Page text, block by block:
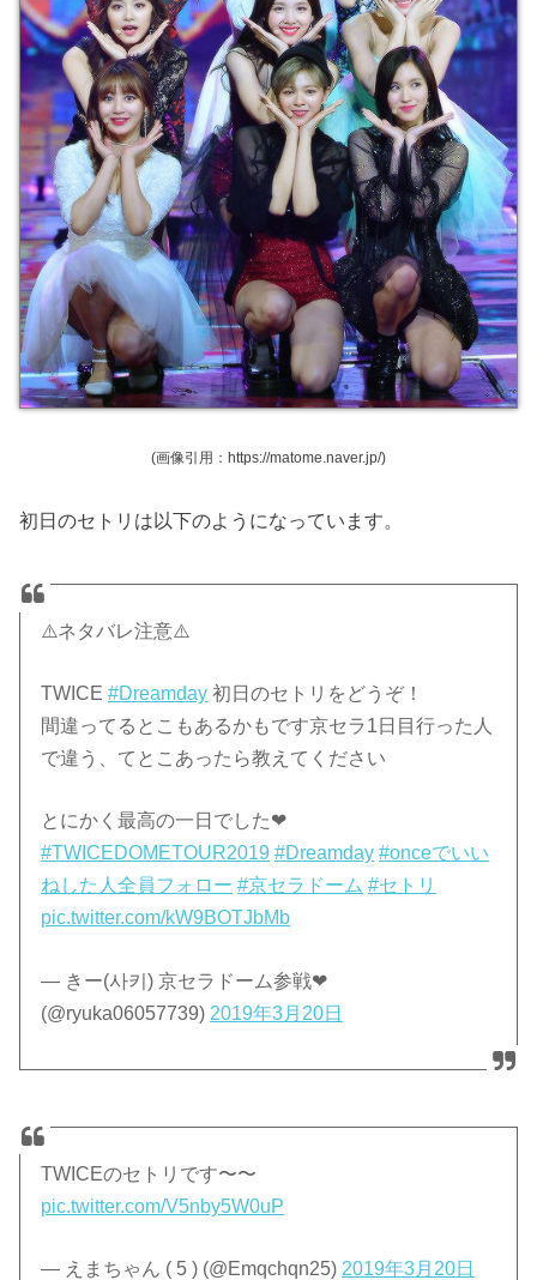
(画像引用：https://matome.naver.jp/)
初日のセトリは以下のようになっています。
⚠️ネタバレ注意⚠️
TWICE#Dreamday 初日のセトリをどうぞ！
間違ってるとこもあるかもです京セラ1日目行った人
で違う、てとこあったら教えてください
とにかく最高の一日でした❤
#TWICEDOMETOUR2019 #Dreamday #onceでいい
ねした人全員フォロー #京セラドーム #セトリ
pic.twitter.com/kW9BOTJbMb
— きー(사키) 京セラドーム参戦❤
(@ryuka06057739) 2019年3月20日
TWICEのセトリです〜〜
pic.twitter.com/V5nby5W0uP
— えまちゃん ( 5 ) (@Emqchqn25) 2019年3月20日